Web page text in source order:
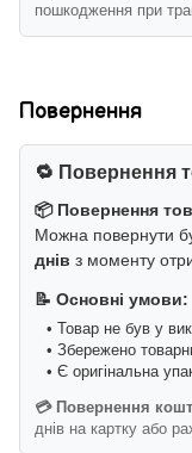
пошкодження при
Повернення
🔁 Повернення
📦 Повернення
Можна повернути
днів з моменту
📝 Основні умови:
• Товар не був у
• Збережено
• Є оригінальна
💳 Повернення
днів на картку або